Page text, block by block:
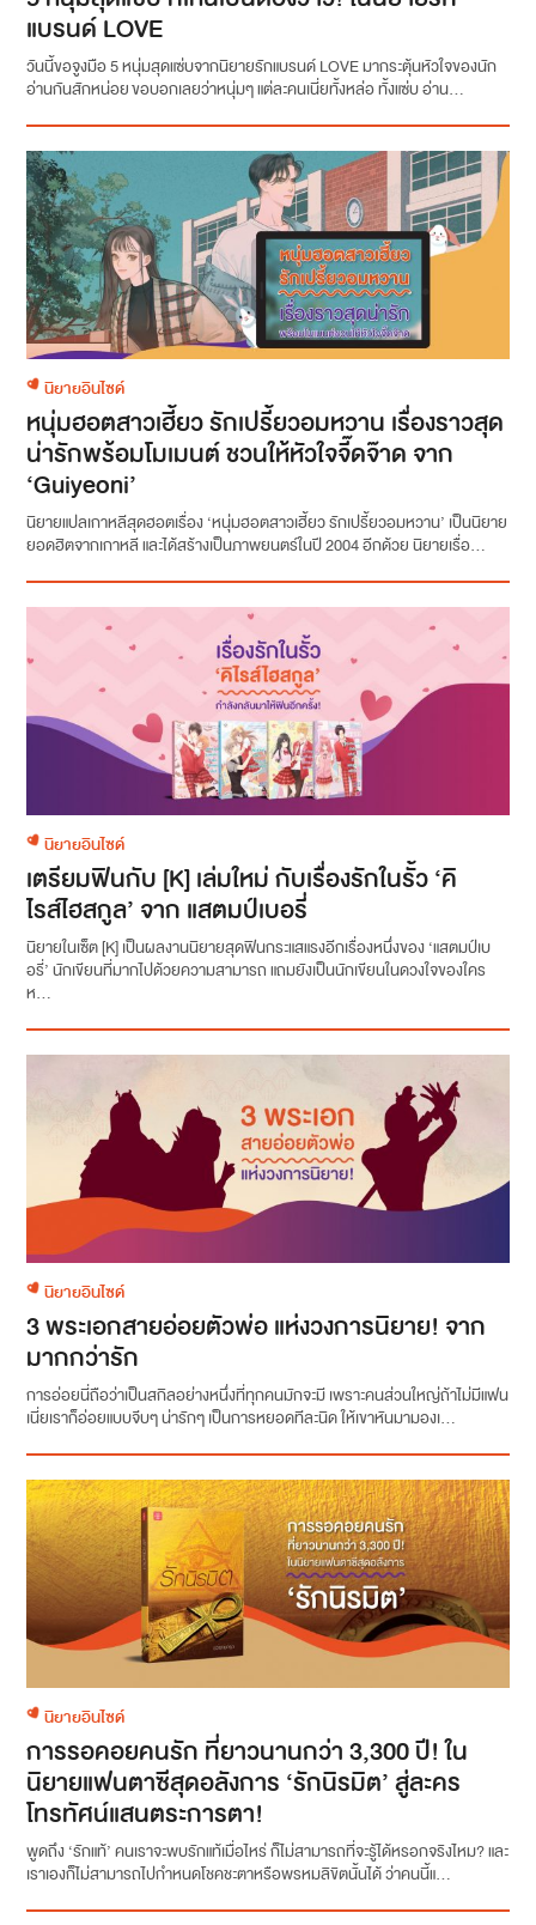
แบรนด์ LOVE
วันนี้ขอจูงมือ 5 หนุ่มสุดแซ่บจากนิยายรักแบรนด์ LOVE มากระตุ้นหัวใจของนัก
อ่านกันสักหน่อย ขอบอกเลยว่าหนุ่มๆ แต่ละคนเนี่ยทั้งหล่อ ทั้งแซ่บ อ่าน...
นิยายอินไซด์
หนุ่มฮอตสาวเฮี้ยว รักเปรี้ยวอมหวาน เรื่องราวสุด
น่ารักพร้อมโมเมนต์ ชวนให้หัวใจจี๊ดจ๊าด จาก
‘Guiyeoni’
นิยายแปลเกาหลีสุดฮอตเรื่อง ‘หนุ่มฮอตสาวเฮี้ยว รักเปรี้ยวอมหวาน’ เป็นนิยาย
ยอดฮิตจากเกาหลี และได้สร้างเป็นภาพยนตร์ในปี 2004 อีกด้วย นิยายเรื่อ...
นิยายอินไซด์
เตรียมฟินกับ [K] เล่มใหม่ กับเรื่องรักในรั้ว ‘คิ
ไรส์ไฮสกูล’ จาก แสตมป์เบอรี่
นิยายในเซ็ต [K] เป็นผลงานนิยายสุดฟินกระแสแรงอีกเรื่องหนึ่งของ ‘แสตมป์เบ
อรี่’ นักเขียนที่มากไปด้วยความสามารถ แถมยังเป็นนักเขียนในดวงใจของใคร
ห...
นิยายอินไซด์
3 พระเอกสายอ่อยตัวพ่อ แห่งวงการนิยาย! จาก
มากกว่ารัก
การอ่อยนี่ถือว่าเป็นสกิลอย่างหนึ่งที่ทุกคนมักจะมี เพราะคนส่วนใหญ่ถ้าไม่มีแฟน
เนี่ยเราก็อ่อยแบบจีบๆ น่ารักๆ เป็นการหยอดทีละนิด ให้เขาหันมามองเ...
นิยายอินไซด์
การรอคอยคนรัก ที่ยาวนานกว่า 3,300 ปี! ใน
นิยายแฟนตาซีสุดอลังการ ‘รักนิรมิต’ สู่ละคร
โทรทัศน์แสนตระการตา!
พูดถึง ‘รักแท้’ คนเราจะพบรักแท้เมื่อไหร่ ก็ไม่สามารถที่จะรู้ได้หรอกจริงไหม? และ
เราเองก็ไม่สามารถไปกำหนดโชคชะตาหรือพรหมลิขิตนั้นได้ ว่าคนนี้แ...